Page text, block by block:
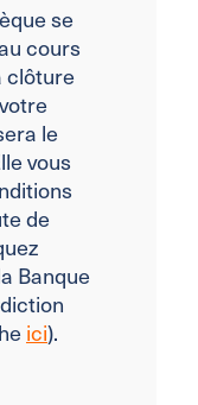
se
cours
clôture
le
vous
de
Banque
ici).